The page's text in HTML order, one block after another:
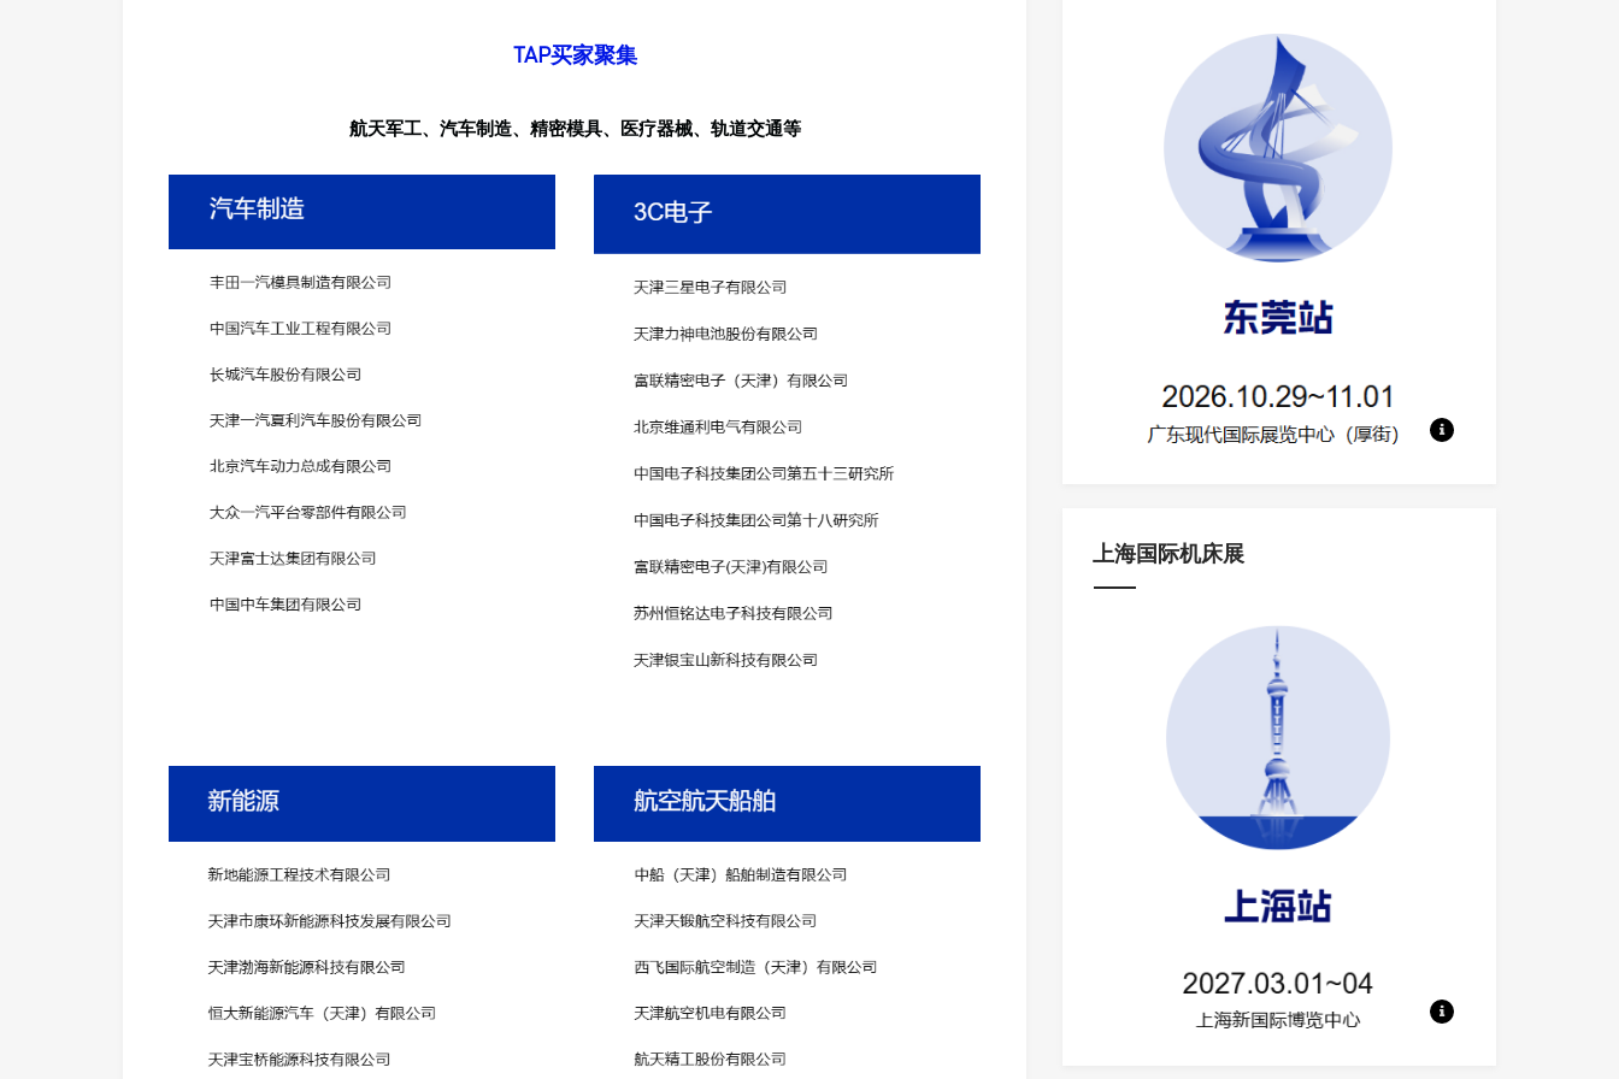
TAP买家聚集
航天军工、汽车制造、精密模具、医疗器械、轨道交通等
地点：广东现代国际展览中心
上海国际机床展
地点：上海新国际博览中心 规